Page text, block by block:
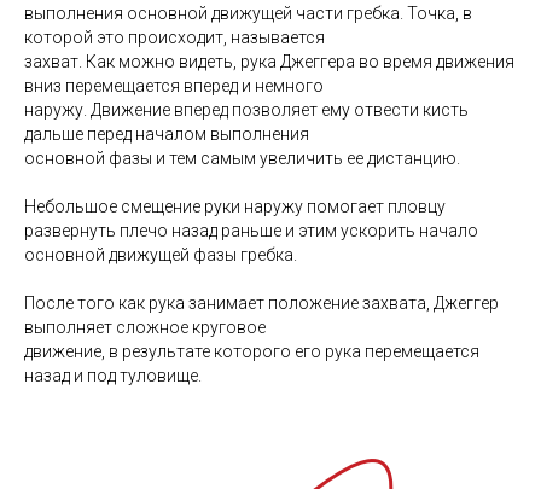
выполнения основной движущей части гребка. Точка, в
которой это происходит, называется
захват. Как можно видеть, рука Джеггера во время движения
вниз перемещается вперед и немного
наружу. Движение вперед позволяет ему отвести кисть
дальше перед началом выполнения
основной фазы и тем самым увеличить ее дистанцию.
Небольшое смещение руки наружу помогает пловцу
развернуть плечо назад раньше и этим ускорить начало
основной движущей фазы гребка.
После того как рука занимает положение захвата, Джеггер
выполняет сложное круговое
движение, в результате которого его рука перемещается
назад и под туловище.